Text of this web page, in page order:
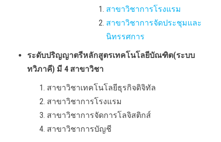
สาขาวิชาการโรงแรม
สาขาวิชาการจัดประชุมและ
นิทรรศการ
ระดับปริญญาตรีหลักสูตรเทคโนโลยีบัณฑิต(ระบบ
ทวิภาคี) มี 4 สาขาวิชา
สาขาวิชาเทคโนโลยีธุรกิจดิจิทัล
สาขาวิชาการโรงแรม
สาขาวิชาการจัดการโลจิสติกส์
สาขาวิชาการบัญชี